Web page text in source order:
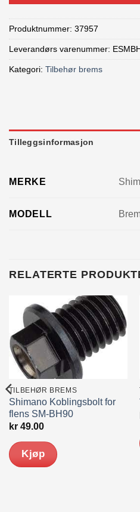
Produktnummer: 37957
Leverandørs varenummer:
Kategori: Tilbehør brems
Tilleggsinformasjon
MERKE
MODELL
RELATERTE
TILBEHØR BREMS
Shimano Koblingsbolt for
flens SM-BH90
kr49.00
Kjøp